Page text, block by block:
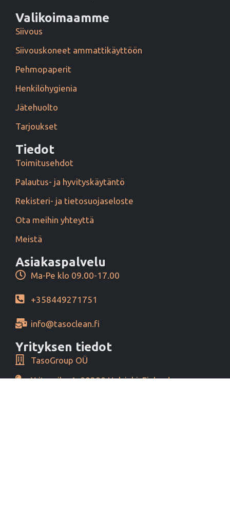
Valikoimaamme
Siivous
Siivouskoneet ammattikäyttöön
Pehmopaperit
Henkilöhygienia
Jätehuolto
Tarjoukset
Tiedot
Toimitusehdot
Palautus- ja hyvityskäytäntö
Rekisteri- ja tietosuojaseloste
Ota meihin yhteyttä
Meistä
Asiakaspalvelu
Ma-Pe klo 09.00-17.00
+358449271751
info@tasoclean.fi
Yrityksen tiedot
TasoGroup OÜ
Yrityspiha 1, 00390 Helsinki, Finland